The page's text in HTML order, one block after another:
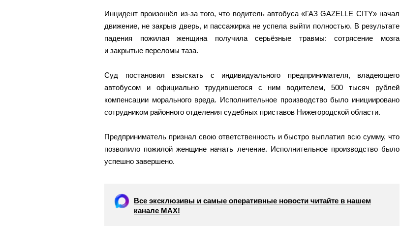
Инцидент произошёл из-за того, что водитель автобуса «ГАЗ GAZELLE CITY» начал
движение, не закрыв дверь, и пассажирка не успела выйти полностью. В результате
падения пожилая женщина получила серьёзные травмы: сотрясение мозга
и закрытые переломы таза.
Суд постановил взыскать с индивидуального предпринимателя, владеющего
автобусом и официально трудившегося с ним водителем, 500 тысяч рублей
компенсации морального вреда. Исполнительное производство было инициировано
сотрудником районного отделения судебных приставов Нижегородской области.
Предприниматель признал свою ответственность и быстро выплатил всю сумму, что
позволило пожилой женщине начать лечение. Исполнительное производство было
успешно завершено.
Все эксклюзивы и самые оперативные новости читайте в нашем
канале МАХ!